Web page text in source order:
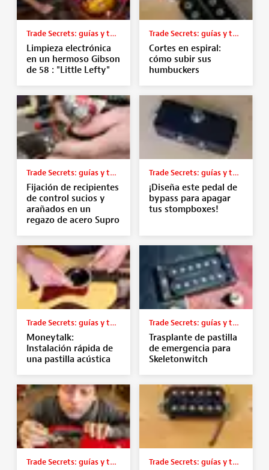
Trade Secrets: guías y tutoriales
Limpieza electrónica
en un hermoso Gibson
de 58 : "Little Lefty"
Trade Secrets: guías y tutoriales
Cortes en espiral:
cómo subir sus
humbuckers
Trade Secrets: guías y tutoriales
Fijación de recipientes
de control sucios y
arañados en un
regazo de acero Supro
Trade Secrets: guías y tutoriales
¡Diseña este pedal de
bypass para apagar
tus stompboxes!
Trade Secrets: guías y tutoriales
Moneytalk:
Instalación rápida de
una pastilla acústica
Trade Secrets: guías y tutoriales
Trasplante de pastilla
de emergencia para
Skeletonwitch
Trade Secrets: guías y tutoriales Trade Secrets: guías y tutoriales